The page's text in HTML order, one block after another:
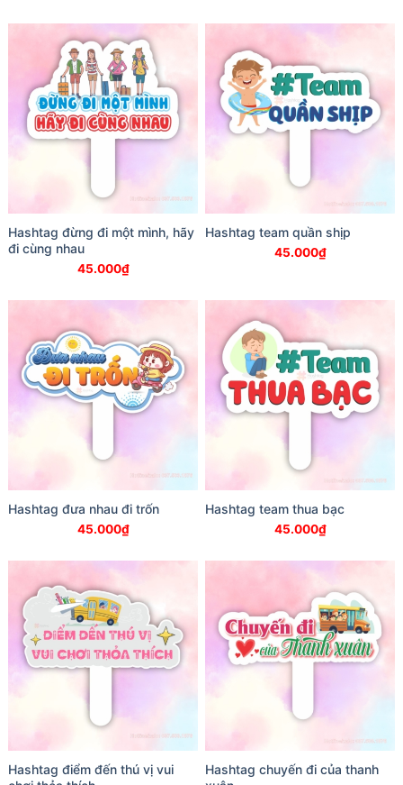
Hashtag đừng đi một mình, hãy
đi cùng nhau
45.000₫
Hashtag team quần shịp
45.000₫
Hashtag đưa nhau đi trốn
45.000₫
Hashtag team thua bạc
45.000₫
Hashtag điểm đến thú vị vui
Hashtag chuyến đi của thanh